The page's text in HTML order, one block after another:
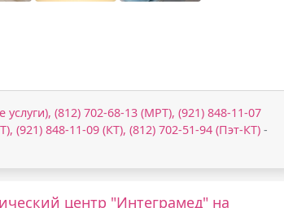
услуги), (812) 702-68-13 (МРТ), (921) 848-11-07
(921) 848-11-09 (КТ), (812) 702-51-94 (Пэт-КТ) -
центр "Интеграмед" на